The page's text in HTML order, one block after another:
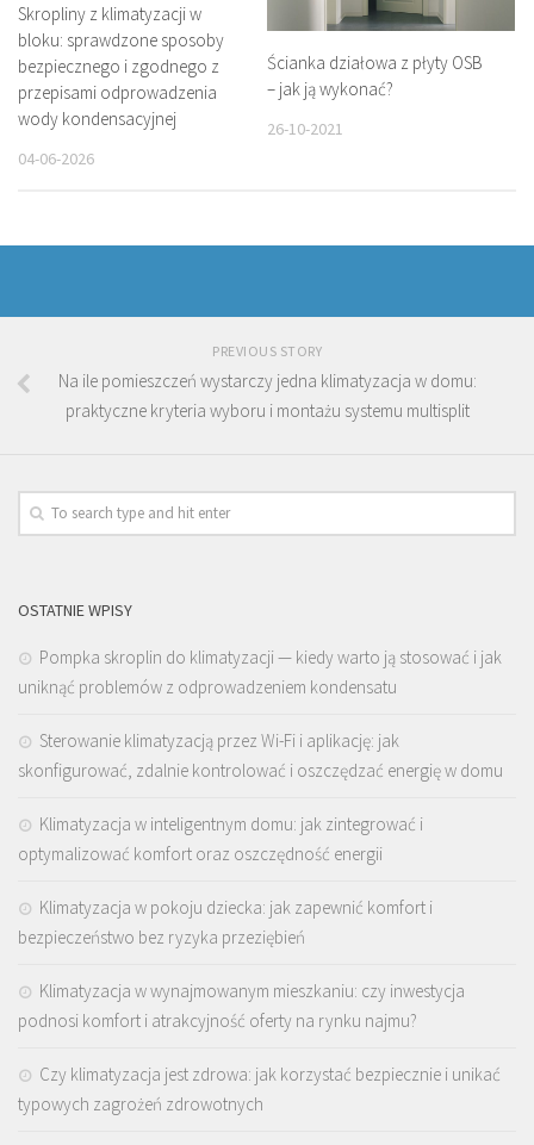
Skropliny z klimatyzacji w
bloku: sprawdzone sposoby
bezpiecznego i zgodnego z
przepisami odprowadzenia
wody kondensacyjnej
04-06-2026
Ścianka działowa z płyty OSB
– jak ją wykonać?
26-10-2021
PREVIOUS STORY
Na ile pomieszczeń wystarczy jedna klimatyzacja w domu:
praktyczne kryteria wyboru i montażu systemu multisplit
OSTATNIE WPISY
Pompka skroplin do klimatyzacji — kiedy warto ją stosować i jak
uniknąć problemów z odprowadzeniem kondensatu
Sterowanie klimatyzacją przez Wi-Fi i aplikację: jak
skonfigurować, zdalnie kontrolować i oszczędzać energię w domu
Klimatyzacja w inteligentnym domu: jak zintegrować i
optymalizować komfort oraz oszczędność energii
Klimatyzacja w pokoju dziecka: jak zapewnić komfort i
bezpieczeństwo bez ryzyka przeziębień
Klimatyzacja w wynajmowanym mieszkaniu: czy inwestycja
podnosi komfort i atrakcyjność oferty na rynku najmu?
Czy klimatyzacja jest zdrowa: jak korzystać bezpiecznie i unikać
typowych zagrożeń zdrowotnych